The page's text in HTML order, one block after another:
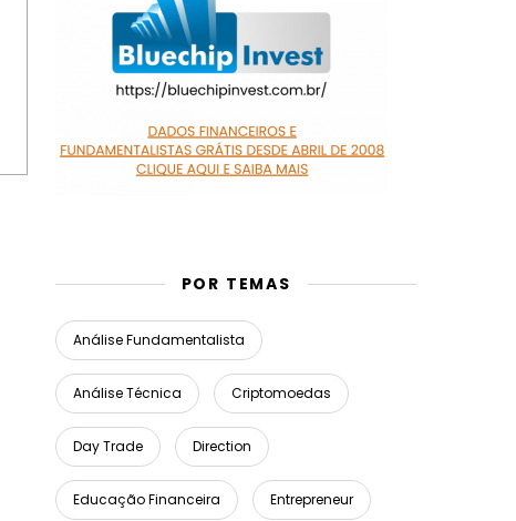
POR TEMAS
Análise Fundamentalista
Análise Técnica Criptomoedas
Day Trade Direction
Educação Financeira Entrepreneur